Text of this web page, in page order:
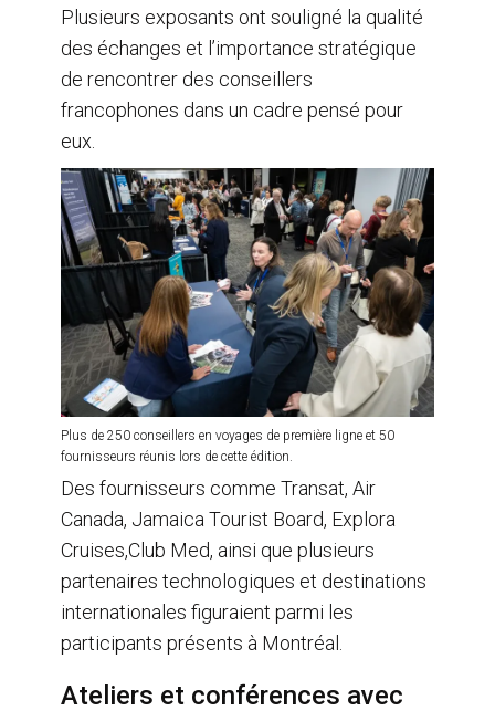
Plusieurs exposants ont souligné la qualité
des échanges et l’importance stratégique
de rencontrer des conseillers
francophones dans un cadre pensé pour
eux.
Plus de 250 conseillers en voyages de première ligne et 50
fournisseurs réunis lors de cette édition.
Des fournisseurs comme Transat, Air
Canada, Jamaica Tourist Board, Explora
Cruises,Club Med, ainsi que plusieurs
partenaires technologiques et destinations
internationales figuraient parmi les
participants présents à Montréal.
Ateliers et conférences avec